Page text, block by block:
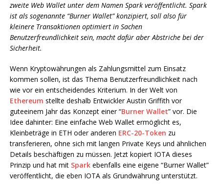
zweite Web Wallet unter dem Namen Spark veröffentlicht. Spark
ist als sogenannte “Burner Wallet” konzipiert, soll also für
kleinere Transaktionen optimiert in Sachen
Benutzerfreundlichkeit sein, macht dafür aber Abstriche bei der
Sicherheit.
Wenn Kryptowährungen als Zahlungsmittel zum Einsatz
kommen sollen, ist das Thema Benutzerfreundlichkeit nach
wie vor ein entscheidendes Kriterium. In der Welt von
Ethereum stellte deshalb Entwickler Austin Griffith vor
guteeinem Jahr das Konzept einer “Burner Wallet” vor. Die
Idee dahinter: Eine einfache Web Wallet ermöglicht es,
Kleinbeträge in ETH oder anderen ERC-20-Token zu
transferieren, ohne sich mit langen Private Keys und ähnlichen
Details beschäftigen zu müssen. Jetzt kopiert IOTA dieses
Prinzip und hat mit Spark ebenfalls eine eigene “Burner Wallet”
veröffentlicht, die eben IOTA als Grundwährung unterstützt.